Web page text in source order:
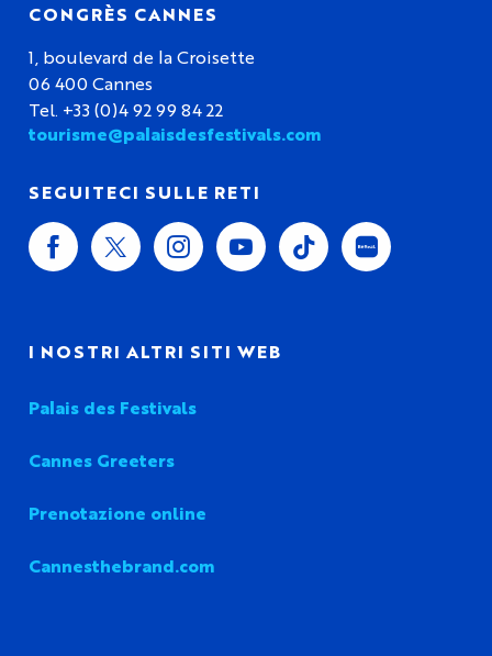
CONGRÈS CANNES
1, boulevard de la Croisette
06 400 Cannes
Tel. +33 (0)4 92 99 84 22
tourisme@palaisdesfestivals.com
SEGUITECI SULLE RETI
I NOSTRI ALTRI SITI WEB
Palais des Festivals
Cannes Greeters
Prenotazione online
Cannesthebrand.com